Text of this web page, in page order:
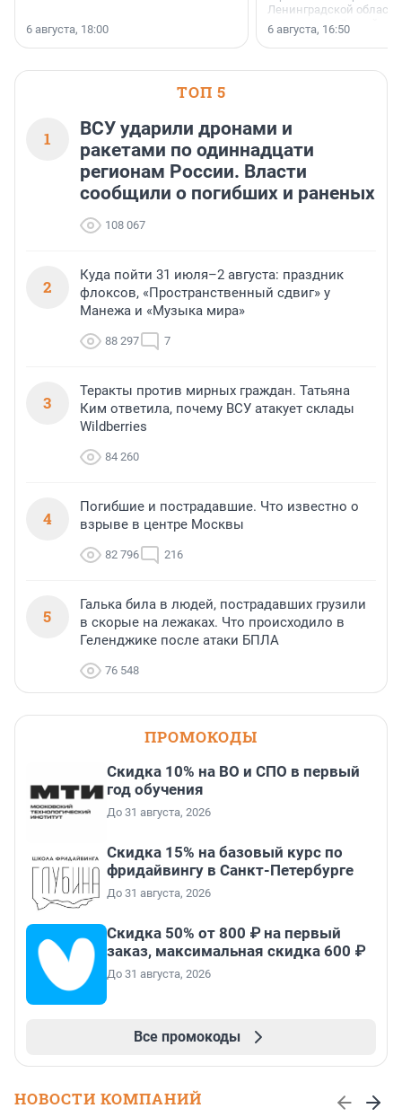
6 августа, 18:00
Ленинградской области
номинации «Самый
застройщик
области».
6 августа, 16:50
ТОП 5
1
ВСУ ударили дронами и
ракетами по одиннадцати
регионам России. Власти
сообщили о погибших и раненых
108 067
2
Куда пойти 31 июля–2 августа: праздник
флоксов, «Пространственный сдвиг» у
Манежа и «Музыка мира»
88 297 7
3
Теракты против мирных граждан. Татьяна
Ким ответила, почему ВСУ атакует склады
Wildberries
84 260
4
Погибшие и пострадавшие. Что известно о
взрыве в центре Москвы
82 796 216
5
Галька била в людей, пострадавших грузили
в скорые на лежаках. Что происходило в
Геленджике после атаки БПЛА
76 548
ПРОМОКОДЫ
Скидка 10% на ВО и СПО в первый
год обучения
До 31 августа, 2026
Скидка 15% на базовый курс по
фридайвингу в Санкт-Петербурге
До 31 августа, 2026
Скидка 50% от 800 ₽ на первый
заказ, максимальная скидка 600 ₽
До 31 августа, 2026
Все промокоды
НОВОСТИ КОМПАНИЙ